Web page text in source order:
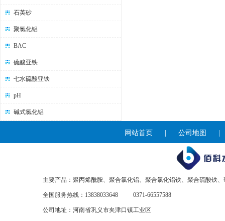
石英砂
聚氯化铝
BAC
硫酸亚铁
七水硫酸亚铁
pH
碱式氯化铝
网站首页 公司地图
主要产品：聚丙烯酰胺、聚合氯化铝、聚合氯化铝铁、聚合硫酸铁
全国服务热线：13838033648 0371-66557588
公司地址：河南省巩义市夹津口镇工业区